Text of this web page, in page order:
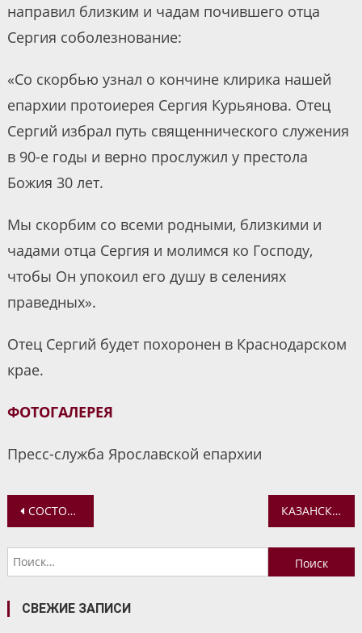
направил близким и чадам почившего отца
Сергия соболезнование:
«Со скорбью узнал о кончине клирика нашей
епархии протоиерея Сергия Курьянова. Отец
Сергий избрал путь священнического служения
в 90-е годы и верно прослужил у престола
Божия 30 лет.
Мы скорбим со всеми родными, близкими и
чадами отца Сергия и молимся ко Господу,
чтобы Он упокоил его душу в селениях
праведных».
Отец Сергий будет похоронен в Краснодарском
крае.
ФОТОГАЛЕРЕЯ
Пресс-служба Ярославской епархии
Навигация
по
записям
СОСТОЯЛАСЬ ПАЛОМНИЧЕСКАЯ ПОЕЗДКА ДЛЯ ОБУЧАЮЩИХСЯ ШКОЛЫ ДИСТАНЦИОННОГО ОБУЧЕНИЯ КАЗАНСКИЙ КРЕСТНЫЙ ХОД. ВТОРОЙ ДЕНЬ
Найти:
СВЕЖИЕ ЗАПИСИ